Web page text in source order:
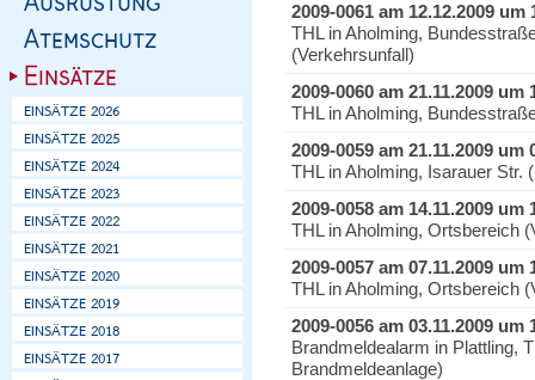
2009-0061 am 12.12.2009 um
THL in Aholming,
(Verkehrsunfall)
2009-0060 am 21.11.2009 um
THL in Aholming,
2009-0059 am 21.11.2009 um
THL in Aholming, Isarauer Str.
2009-0058 am 14.11.2009 um
THL in Aholming, Ortsbereich
2009-0057 am 07.11.2009 um
THL in Aholming, Ortsbereich
2009-0056 am 03.11.2009 um
Brandmeldealarm in Plattling,
Brandmeldeanlage)